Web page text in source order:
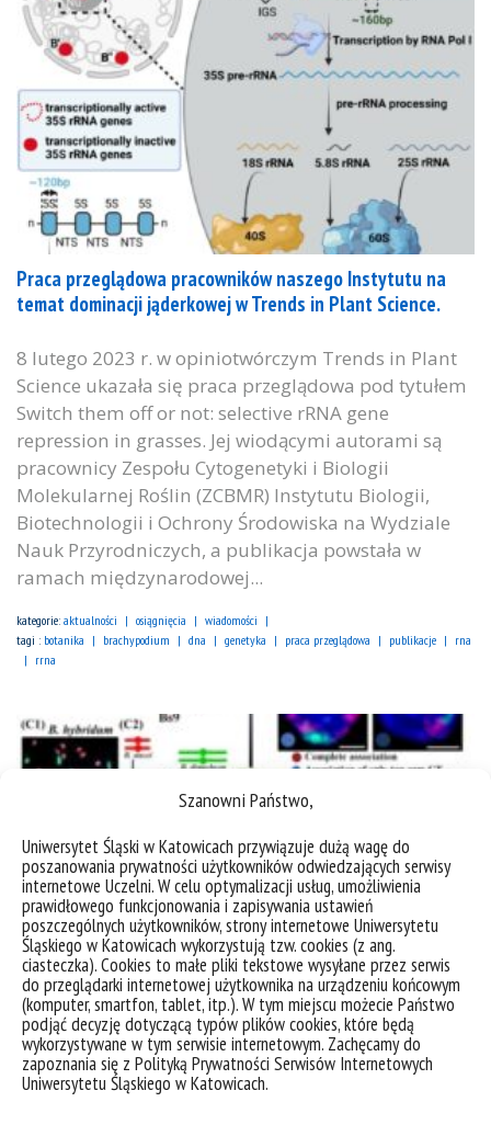
Szanowni Państwo,
Uniwersytet Śląski w Katowicach przywiązuje dużą wagę do
poszanowania prywatności użytkowników odwiedzających serwisy
internetowe Uczelni. W celu optymalizacji usług, umożliwienia
prawidłowego funkcjonowania i zapisywania ustawień
poszczególnych użytkowników, strony internetowe Uniwersytetu
Śląskiego w Katowicach wykorzystują tzw. cookies (z ang.
ciasteczka). Cookies to małe pliki tekstowe wysyłane przez serwis
do przeglądarki internetowej użytkownika na urządzeniu końcowym
(komputer, smartfon, tablet, itp.). W tym miejscu możecie Państwo
podjąć decyzję dotyczącą typów plików cookies, które będą
wykorzystywane w tym serwisie internetowym. Zachęcamy do
zapoznania się z Polityką Prywatności Serwisów Internetowych
Uniwersytetu Śląskiego w Katowicach.
Praca przeglądowa pracowników naszego Instytutu na
temat dominacji jąderkowej w Trends in Plant Science.
8 lutego 2023 r. w opiniotwórczym Trends in Plant
Science ukazała się praca przeglądowa pod tytułem
Switch them off or not: selective rRNA gene
repression in grasses. Jej wiodącymi autorami są
pracownicy Zespołu Cytogenetyki i Biologii
Molekularnej Roślin (ZCBMR) Instytutu Biologii,
Biotechnologii i Ochrony Środowiska na Wydziale
Nauk Przyrodniczych, a publikacja powstała w
ramach międzynarodowej...
kategorie: aktualności osiągnięcia
wiadomości
tagi : botanika brachypodium dna genetyka praca przeglądowa publikacje
rna
rrna
Brachypodium: 20 years as a grass biology model system;
the way forward?
W czasopiśmie Trends in Plant Science ukazała się